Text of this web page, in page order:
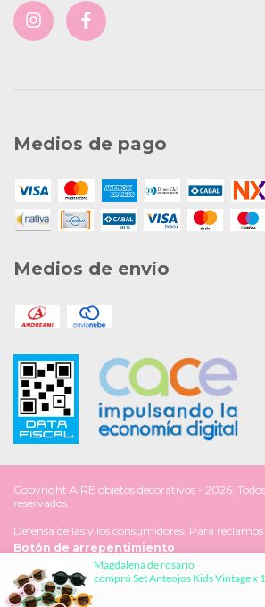
Medios de pago
Medios de envío
Copyright AIRE objetos decorativos - 2026.
reservados.
Defensa de las y los consumidores. Para reclamos
Botón de arrepentimiento